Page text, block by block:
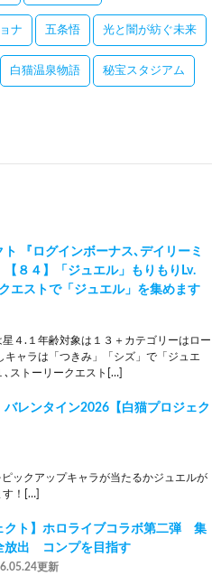
ナ 五条悟 光と闇が紡ぐ未来
白猫温泉物語 秘宝スタジアム
『ログインボーナス､デイリーミ
【８４】「ジュエル」もりもりLv.
エストで「ジュエル」を集めます
星４.１年齢対象は１３＋カテゴリーはロー
キャラは「つきみ」「シズ」で「ジュエ
､ストーリークエスト[…]
バレンタイン2026【白猫プロジェク
ピックアップキャラが当たるかジュエルが
す！[…]
クト】ホロライブコラボ第二弾 集
放出 コンプを目指す
更新